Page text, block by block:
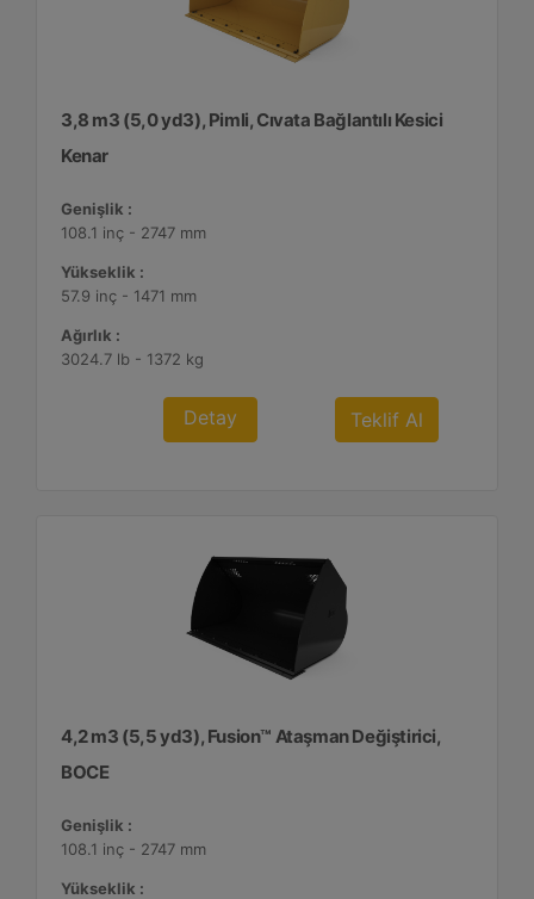
3,8 m3 (5,0 yd3), Pimli, Cıvata Bağlantılı Kesici
Kenar
Genişlik :
108.1 inç - 2747 mm
Yükseklik :
57.9 inç - 1471 mm
Ağırlık :
3024.7 lb - 1372 kg
Detay Teklif Al
4,2 m3 (5,5 yd3), Fusion™ Ataşman Değiştirici,
BOCE
Genişlik :
108.1 inç - 2747 mm
Yükseklik :